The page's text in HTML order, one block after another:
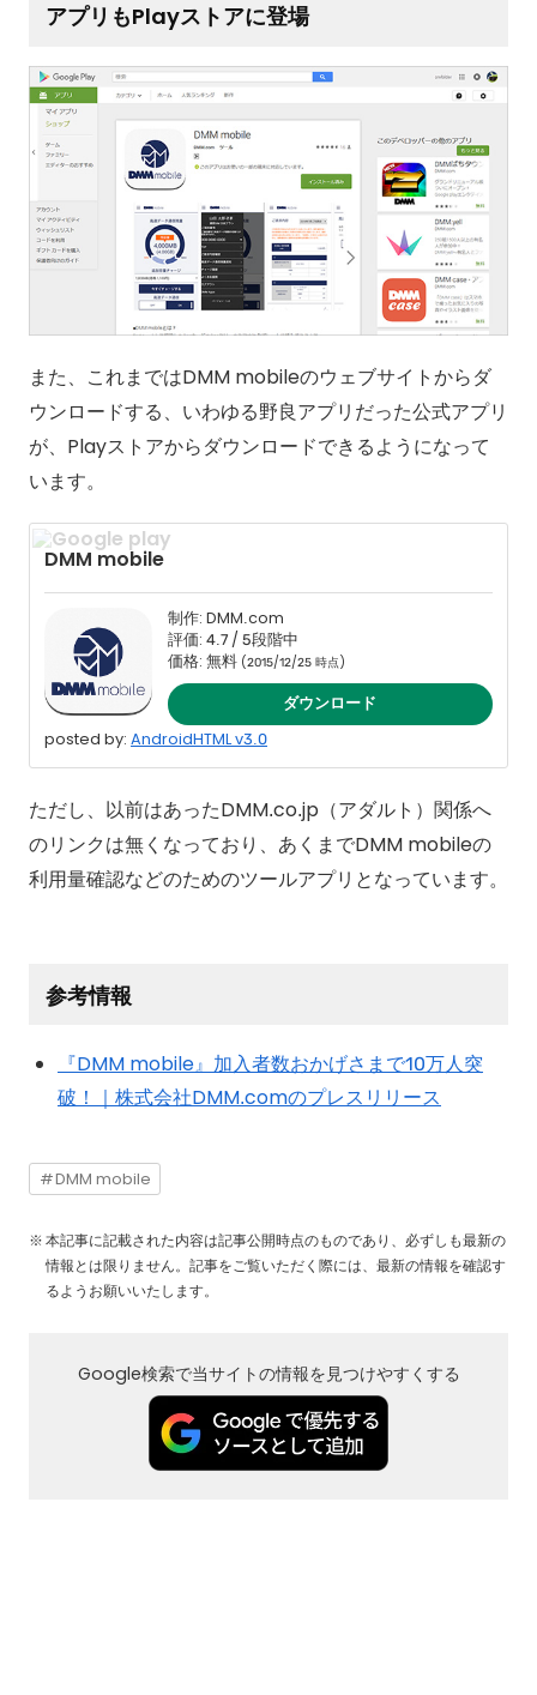
アプリもPlayストアに登場
また、これまではDMM mobileのウェブサイトからダ
ウンロードする、いわゆる野良アプリだった公式アプリ
が、Playストアからダウンロードできるようになって
います。
DMM mobile
制作: DMM.com
評価: 4.7 / 5段階中
価格: 無料(2015/12/25 時点)
ダウンロード
posted by: AndroidHTML v3.0
ただし、以前はあったDMM.co.jp（アダルト）関係へ
のリンクは無くなっており、あくまでDMM mobileの
利用量確認などのためのツールアプリとなっています。
参考情報
『DMM mobile』加入者数おかげさまで10万人突
破！｜株式会社DMM.comのプレスリリース
DMM mobile
本記事に記載された内容は記事公開時点のものであり、必ずしも最新の
情報とは限りません。記事をご覧いただく際には、最新の情報を確認す
るようお願いいたします。
Google検索で当サイトの情報を見つけやすくする